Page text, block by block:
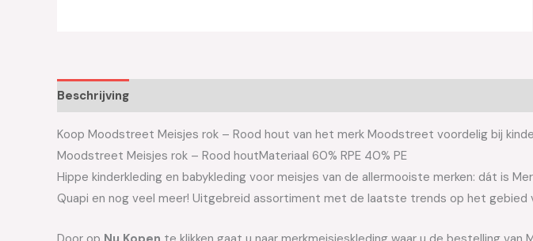
Beschrijving
Koop Moodstreet Meisjes rok – Rood hout van het merk Moodstreet voordelig bij
Moodstreet Meisjes rok – Rood houtMateriaal 60% RPE 40% PE
Hippe kinderkleding en babykleding voor meisjes van de allermooiste merken: dát is
Quapi en nog veel meer! Uitgebreid assortiment met de laatste trends op het gebied